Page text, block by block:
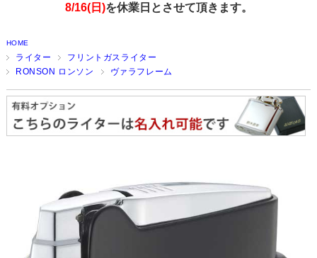
8/16(日)を休業日とさせて頂きます。
HOME
ライター
フリントガスライター
RONSON ロンソン
ヴァラフレーム